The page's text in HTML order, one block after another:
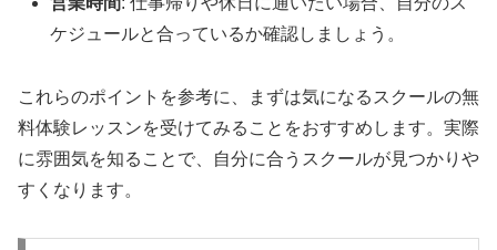
ケジュールと合っているか確認しましょう。
これらのポイントを参考に、まずは気になるスクールの無
料体験レッスンを受けてみることをおすすめします。実際
に雰囲気を知ることで、自分に合うスクールが見つかりや
すくなります。